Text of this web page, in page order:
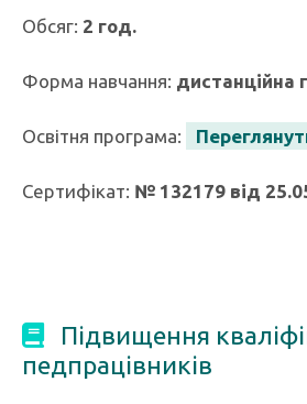
Обсяг: 2 год.
Форма навчання: дистанційна
Освітня програма:
Сертифікат: № 132179 від
Підвищення
педпрацівників